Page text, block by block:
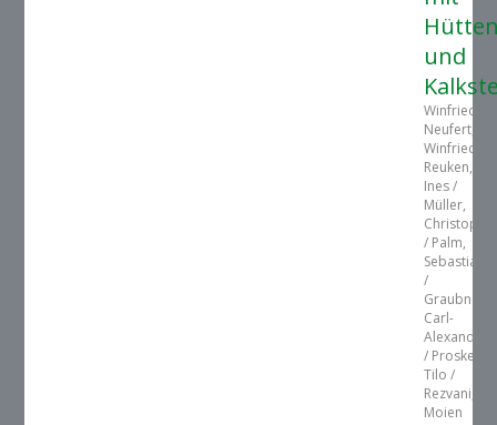
und
Winfried
Neufert,
Winfried /
Reuken,
Ines /
Müller,
Christoph
/ Palm,
Sebastian
/
Graubner,
Carl-
Alexander
/ Proske,
Tilo /
Rezvani,
Moien